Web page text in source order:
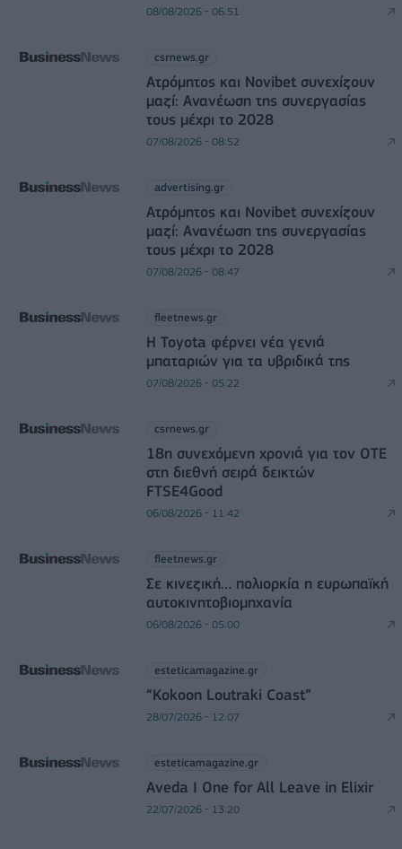
08/08/2026 - 06:51
csrnews.gr
Ατρόμητος και Novibet συνεχίζουν
μαζί: Ανανέωση της συνεργασίας
τους μέχρι το 2028
07/08/2026 - 08:52
advertising.gr
Ατρόμητος και Novibet συνεχίζουν
μαζί: Ανανέωση της συνεργασίας
τους μέχρι το 2028
07/08/2026 - 08:47
fleetnews.gr
Η Toyota φέρνει νέα γενιά
μπαταριών για τα υβριδικά της
07/08/2026 - 05:22
csrnews.gr
18η συνεχόμενη χρονιά για τον ΟΤΕ
στη διεθνή σειρά δεικτών
FTSE4Good
06/08/2026 - 11:42
fleetnews.gr
Σε κινεζική… πολιορκία η ευρωπαϊκή
αυτοκινητοβιομηχανία
06/08/2026 - 05:00
esteticamagazine.gr
“Kokoon Loutraki Coast”
28/07/2026 - 12:07
esteticamagazine.gr
Aveda I One for All Leave in Elixir
22/07/2026 - 13:20